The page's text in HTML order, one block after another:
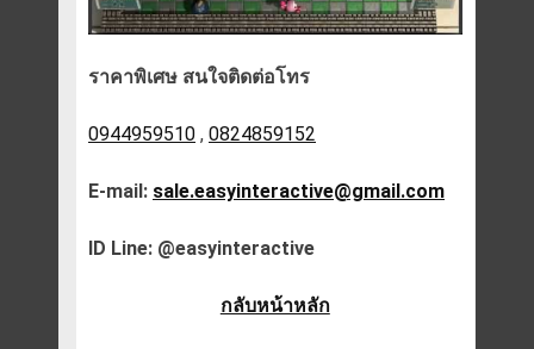
ราคาพิเศษ สนใจติดต่อโทร
0944959510 , 0824859152
E-mail: sale.easyinteractive@gmail.com
ID Line: @easyinteractive
กลับหน้าหลัก